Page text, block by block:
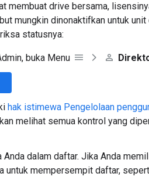
membuat drive bersama,
mungkin dinonaktifkan untuk
statusnya:
buka Menu
hak istimewa Pengelolaan
melihat semua kontrol yang
Anda dalam daftar. Jika Anda
untuk mempersempit daftar,